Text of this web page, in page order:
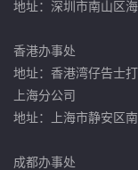
地址：深圳市南山区
香港办事处
地址：香港湾仔告士
上海分公司
地址：上海市静安区
成都办事处